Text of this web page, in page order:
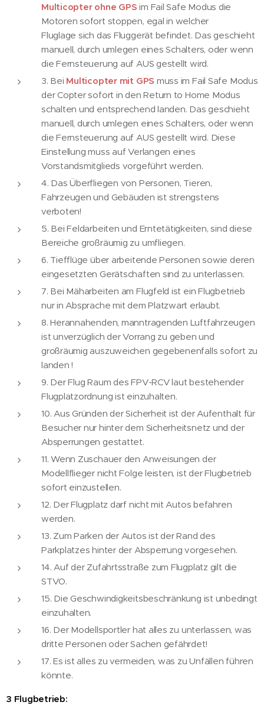
Multicopter ohne GPSim Fail Safe Modus die
Motoren sofort stoppen, egal in welcher
Fluglage sich das Fluggerät befindet. Das geschieht
manuell, durch umlegen eines Schalters, oder wenn
die Fernsteuerung auf AUS gestellt wird.
3. Bei Multicopter mit GPS muss im Fail Safe Modus
der Copter sofort in den Return to Home Modus
schalten und entsprechend landen. Das geschieht
manuell, durch umlegen eines Schalters, oder wenn
die Fernsteuerung auf AUS gestellt wird. Diese
Einstellung muss auf Verlangen eines
Vorstandsmitglieds vorgeführt werden.
4. Das Überfliegen von Personen, Tieren,
Fahrzeugen und Gebäuden ist strengstens
verboten!
5. Bei Feldarbeiten und Erntetätigkeiten, sind diese
Bereiche großräumig zu umfliegen.
6. Tiefflüge über arbeitende Personen sowie deren
eingesetzten Gerätschaften sind zu unterlassen.
7. Bei Mäharbeiten am Flugfeld ist ein Flugbetrieb
nur in Absprache mit dem Platzwart erlaubt.
8. Herannahenden, manntragenden Luftfahrzeugen
ist unverzüglich der Vorrang zu geben und
großräumig auszuweichen gegebenenfalls sofort zu
landen !
9. Der Flug Raum des FPV-RCV laut bestehender
Flugplatzordnung ist einzuhalten.
10. Aus Gründen der Sicherheit ist der Aufenthalt für
Besucher nur hinter dem Sicherheitsnetz und der
Absperrungen gestattet.
11. Wenn Zuschauer den Anweisungen der
Modellflieger nicht Folge leisten, ist der Flugbetrieb
sofort einzustellen.
12. Der Flugplatz darf nicht mit Autos befahren
werden.
13. Zum Parken der Autos ist der Rand des
Parkplatzes hinter der Absperrung vorgesehen.
14. Auf der Zufahrtsstraße zum Flugplatz gilt die
STVO.
15. Die Geschwindigkeitsbeschränkung ist unbedingt
einzuhalten.
16. Der Modellsportler hat alles zu unterlassen, was
dritte Personen oder Sachen gefährdet!
17. Es ist alles zu vermeiden, was zu Unfällen führen
könnte.
3 Flugbetrieb: